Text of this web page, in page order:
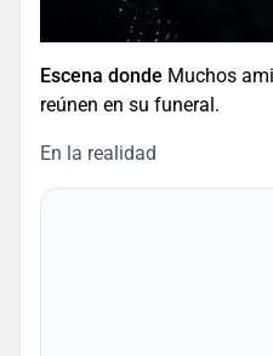
Escena donde Muchos
reúnen en su funeral.
En la realidad